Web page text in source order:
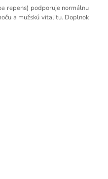
repens) podporuje normálnu
a mužskú vitalitu. Doplnok